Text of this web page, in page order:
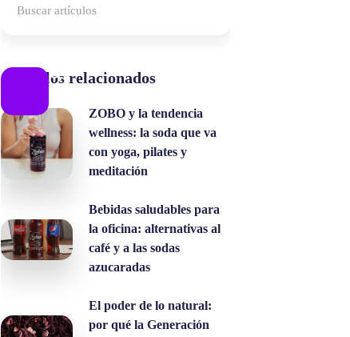
Artículos relacionados
ZOBO y la tendencia
wellness: la soda que va
con yoga, pilates y
meditación
Bebidas saludables para
la oficina: alternativas al
café y a las sodas
azucaradas
El poder de lo natural:
por qué la Generación